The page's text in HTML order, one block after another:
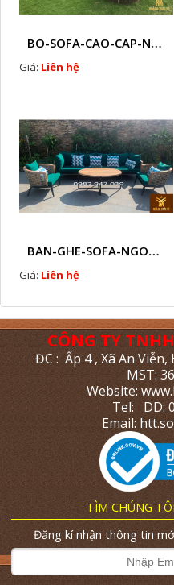
BO-SOFA-CAO-CAP-NHUA-GIA-MAY-HTT - S88
Giá: Liên hệ
BAN-GHE-SOFA-NGOAI-TROI-GIA-MAY-KN11
Giá: Liên hệ
CÔNG TY
ĐC : Ấp 4 , Xã An
MST:
Website:
Tel: DD:
Email:
TÌM CHÚNG
Đăng kí nhận thông tin